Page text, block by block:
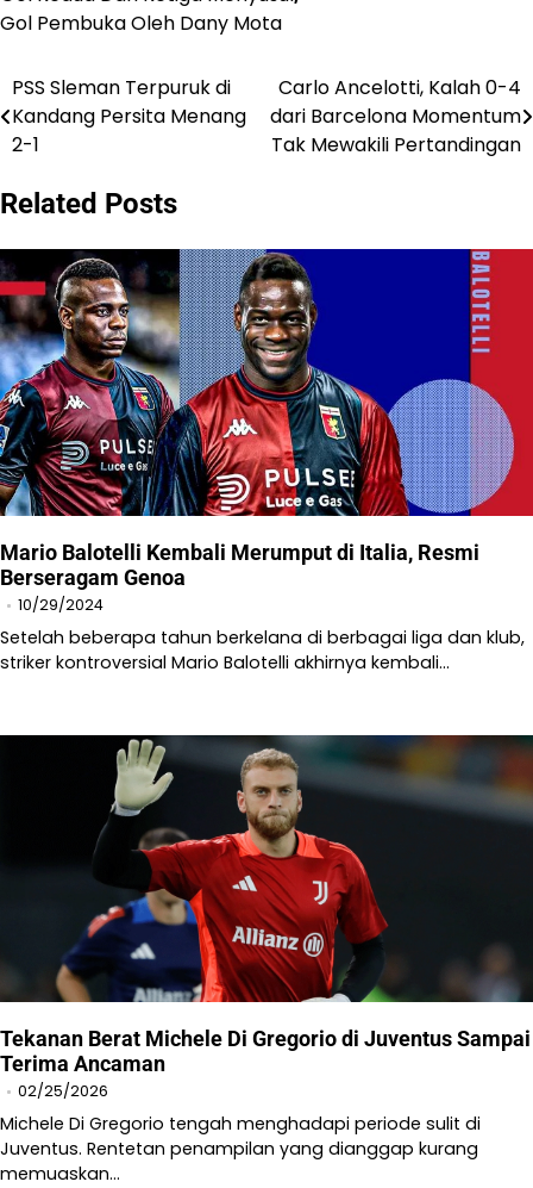
Gol Pembuka Oleh Dany Mota
Post
navigation
PSS Sleman Terpuruk di
Kandang Persita Menang
2-1
Carlo Ancelotti, Kalah 0-4
dari Barcelona Momentum
Tak Mewakili Pertandingan
Related Posts
Mario Balotelli Kembali Merumput di Italia, Resmi
Berseragam Genoa
10/29/2024
Setelah beberapa tahun berkelana di berbagai liga dan klub,
striker kontroversial Mario Balotelli akhirnya kembali…
Tekanan Berat Michele Di Gregorio di Juventus Sampai
Terima Ancaman
02/25/2026
Michele Di Gregorio tengah menghadapi periode sulit di
Juventus. Rentetan penampilan yang dianggap kurang
memuaskan…